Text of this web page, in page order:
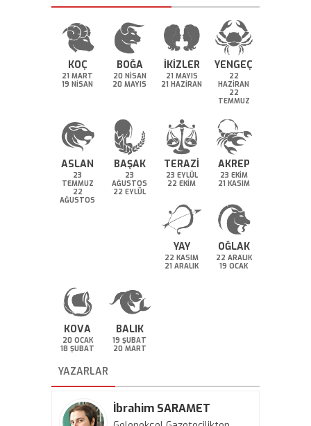
KOÇ
21 MART
19 NİSAN
BOĞA
20 NİSAN
20 MAYIS
İKİZLER
21 MAYIS
21 HAZİRAN
YENGEÇ
22
HAZİRAN
22
TEMMUZ
ASLAN
23
TEMMUZ
22
AĞUSTOS
BAŞAK
23
AĞUSTOS
22 EYLÜL
TERAZİ
23 EYLÜL
22 EKİM
AKREP
23 EKİM
21 KASIM
YAY
22 KASIM
21 ARALIK
OĞLAK
22 ARALIK
19 OCAK
KOVA
20 OCAK
18 ŞUBAT
BALIK
19 ŞUBAT
20 MART
YAZARLAR
İbrahim SARAMET